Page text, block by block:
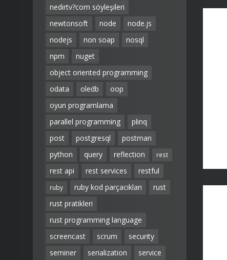
nedirtv?com söyleşileri
newtonsoft
node
node.js
nodejs
non soap
nosql
npm
nuget
object oriented programming
odata
oledb
oop
oyun programlama
parallel programming
plinq
post
postgresql
postman
python
query reflection rest
rest api rest services restful
ruby ruby kod parçacıkları
rust
rust pratikleri
rust programming language
screencast
scrum
security
seminer
serialization
service